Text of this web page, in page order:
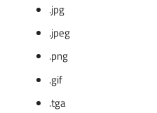
.jpg
.jpeg
.png
.gif
.tga